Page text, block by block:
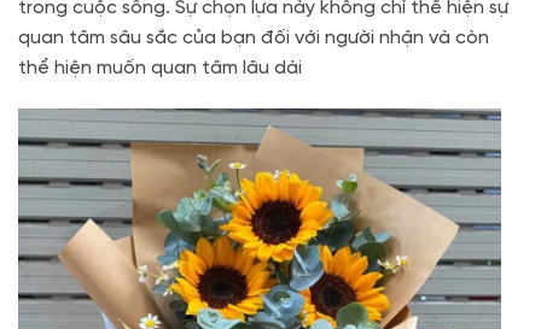
trong cuộc sống. Sự chọn lựa này không chỉ thể hiện sự
quan tâm sâu sắc của bạn đối với người nhận và còn
thể hiện muốn quan tâm lâu dài